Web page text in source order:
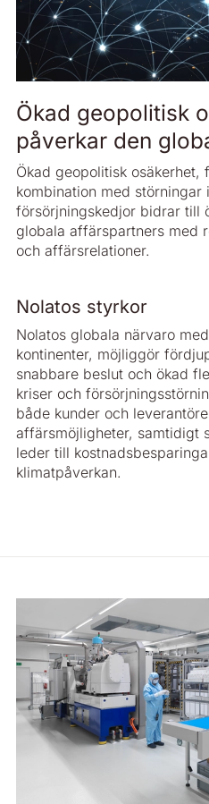
Ökad geopolitisk
påverkar den
Ökad geopolitisk osäkerhet,
kombination med störningar
försörjningskedjor bidrar till
globala affärspartners med
och affärsrelationer.
Nolatos styrkor
Nolatos globala närvaro
kontinenter, möjliggör
snabbare beslut och ökad
kriser och
både kunder och
affärsmöjligheter, samtidigt
leder till
klimatpåverkan.